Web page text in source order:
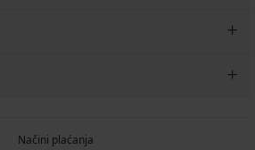
Načini plaćanja